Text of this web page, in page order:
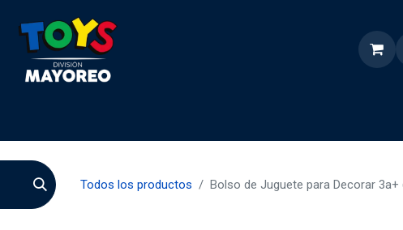
Todos los productos Bolso de Juguete para Decorar 3a+